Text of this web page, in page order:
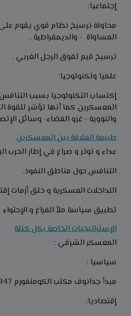
إجتماعيا:
محاولة ترسيخ نظام قوي يقوم
المساواة - والديمقراطية .
ترسيخ قيم تفوق الرجل الغربي .
علميا وتكنولوجيا:
إكتساب التكنولوجيا بسبب
المعسكرين كما أنها تؤشر للقوة
والنووية - غزو الفضاء- وسائل
طبيعة العلاقة بين المعسكرين
عداء و توتر و صراع في إطار الحرب
التنافس حول مناطق النفوذ.
التداخلات العسكرية و خلق أزمات
تطبيق سياسة ملأ الفراغ و الإحتواء
الإستراتيجيات الخاصة بكل كتلة
المعسكر الشرقي :
سياسيا :
مبدأ جدانوف مكتب الكومنفورم 1947.
إقتصاديا: